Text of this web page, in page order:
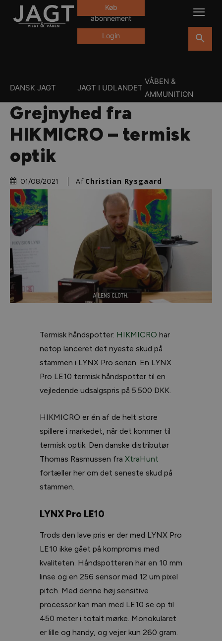
Køb
abonnement
Login
DANSK JAGT JAGT I UDLANDET
VÅBEN &
AMMUNITION
Grejnyhed fra
HIKMICRO – termisk
optik
01/08/2021 Af Christian Rysgaard
Termisk håndspotter: HIKMICRO har
netop lanceret det nyeste skud på
stammen i LYNX Pro serien. En LYNX
Pro LE10 termisk håndspotter til en
vejledende udsalgspris på 5.500 DKK.
HIKMICRO er én af de helt store
spillere i markedet, når det kommer til
termisk optik. Den danske distributør
Thomas Rasmussen fra XtraHunt
fortæller her om det seneste skud på
stammen.
LYNX Pro LE10
Trods den lave pris er der med LYNX Pro
LE10 ikke gået på kompromis med
kvaliteten. Håndspotteren har en 10 mm
linse og en 256 sensor med 12 um pixel
pitch. Med denne høj sensitive
processor kan man med LE10 se op til
450 meter i totalt mørke. Monokularet
er lille og handy, og vejer kun 260 gram.